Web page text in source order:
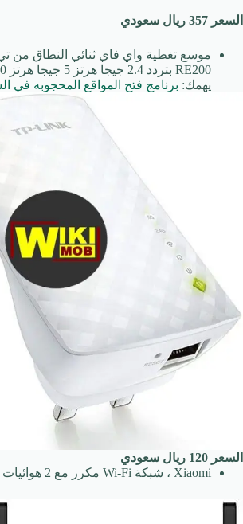
السعر 357 ريال سعودي
موسع تغطية واي فاي ثنائي النطاق من
يهمك: برنامج فتح المواقع المحجوبه في
السعر 120 ريال سعودي
Xiaomi ، شبكة Wi-Fi مكرر مع 2 هوائيات